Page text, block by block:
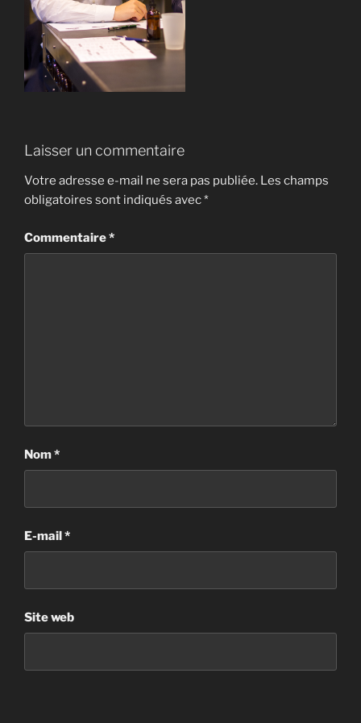
Laisser un commentaire
Votre adresse e-mail ne sera pas publiée. Les champs
obligatoires sont indiqués avec*
Commentaire*
Nom*
E-mail*
Site web